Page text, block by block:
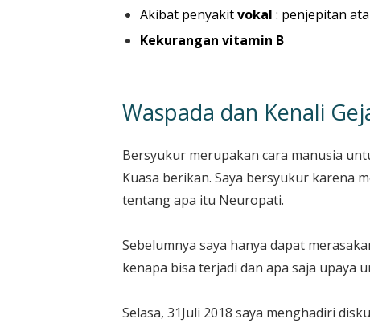
Akibat penyakitvokal : penjepitan
Kekurangan vitamin B
Waspada dan Kenali
Bersyukur merupakan cara manusia
Kuasa berikan. Saya bersyukur karena
tentang apa itu Neuropati.
Sebelumnya saya hanya dapat
kenapa bisa terjadi dan apa saja upaya
Selasa, 31Juli 2018 saya menghadiri